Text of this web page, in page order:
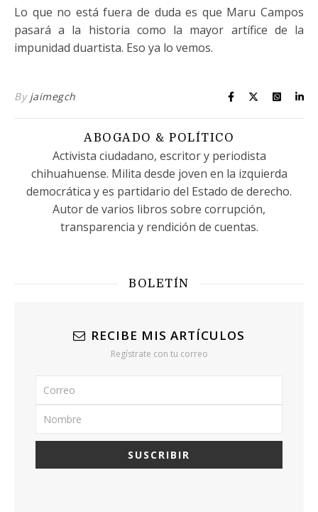
Lo que no está fuera de duda es que Maru Campos
pasará a la historia como la mayor artífice de la
impunidad duartista. Eso ya lo vemos.
By jaimegch
ABOGADO & POLÍTICO
Activista ciudadano, escritor y periodista
chihuahuense. Milita desde joven en la izquierda
democrática y es partidario del Estado de derecho.
Autor de varios libros sobre corrupción,
transparencia y rendición de cuentas.
BOLETÍN
RECIBE MIS ARTÍCULOS
Regístrate con tu correo